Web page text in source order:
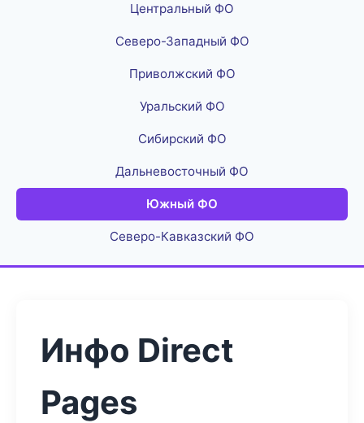
Центральный ФО
Северо-Западный ФО
Приволжский ФО
Уральский ФО
Сибирский ФО
Дальневосточный ФО
Южный ФО
Северо-Кавказский ФО
Инфо Direct
Pages